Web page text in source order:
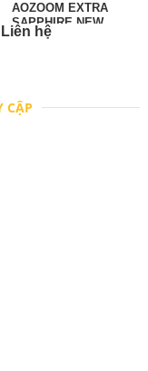
AOZOOM EXTRA
SAPPHIRE NEW
PROJECTORS
Liên hệ
CẬP